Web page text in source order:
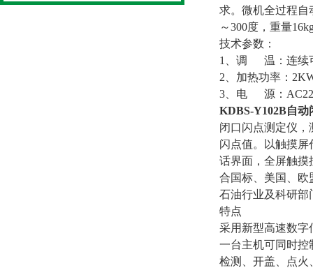
求。微机全过程自
～300度，重量
技术参数：
1、调 温：连续
2、加热功率：
3、电 源：
KDBS-Y102B自动
闭口闪点测定仪
闪点值。以触摸
话界面，全屏触摸
合国标、美国、欧
石油行业及科研部
特点
采用新型高速数字
一台主机可同时控
检测、开盖、点火